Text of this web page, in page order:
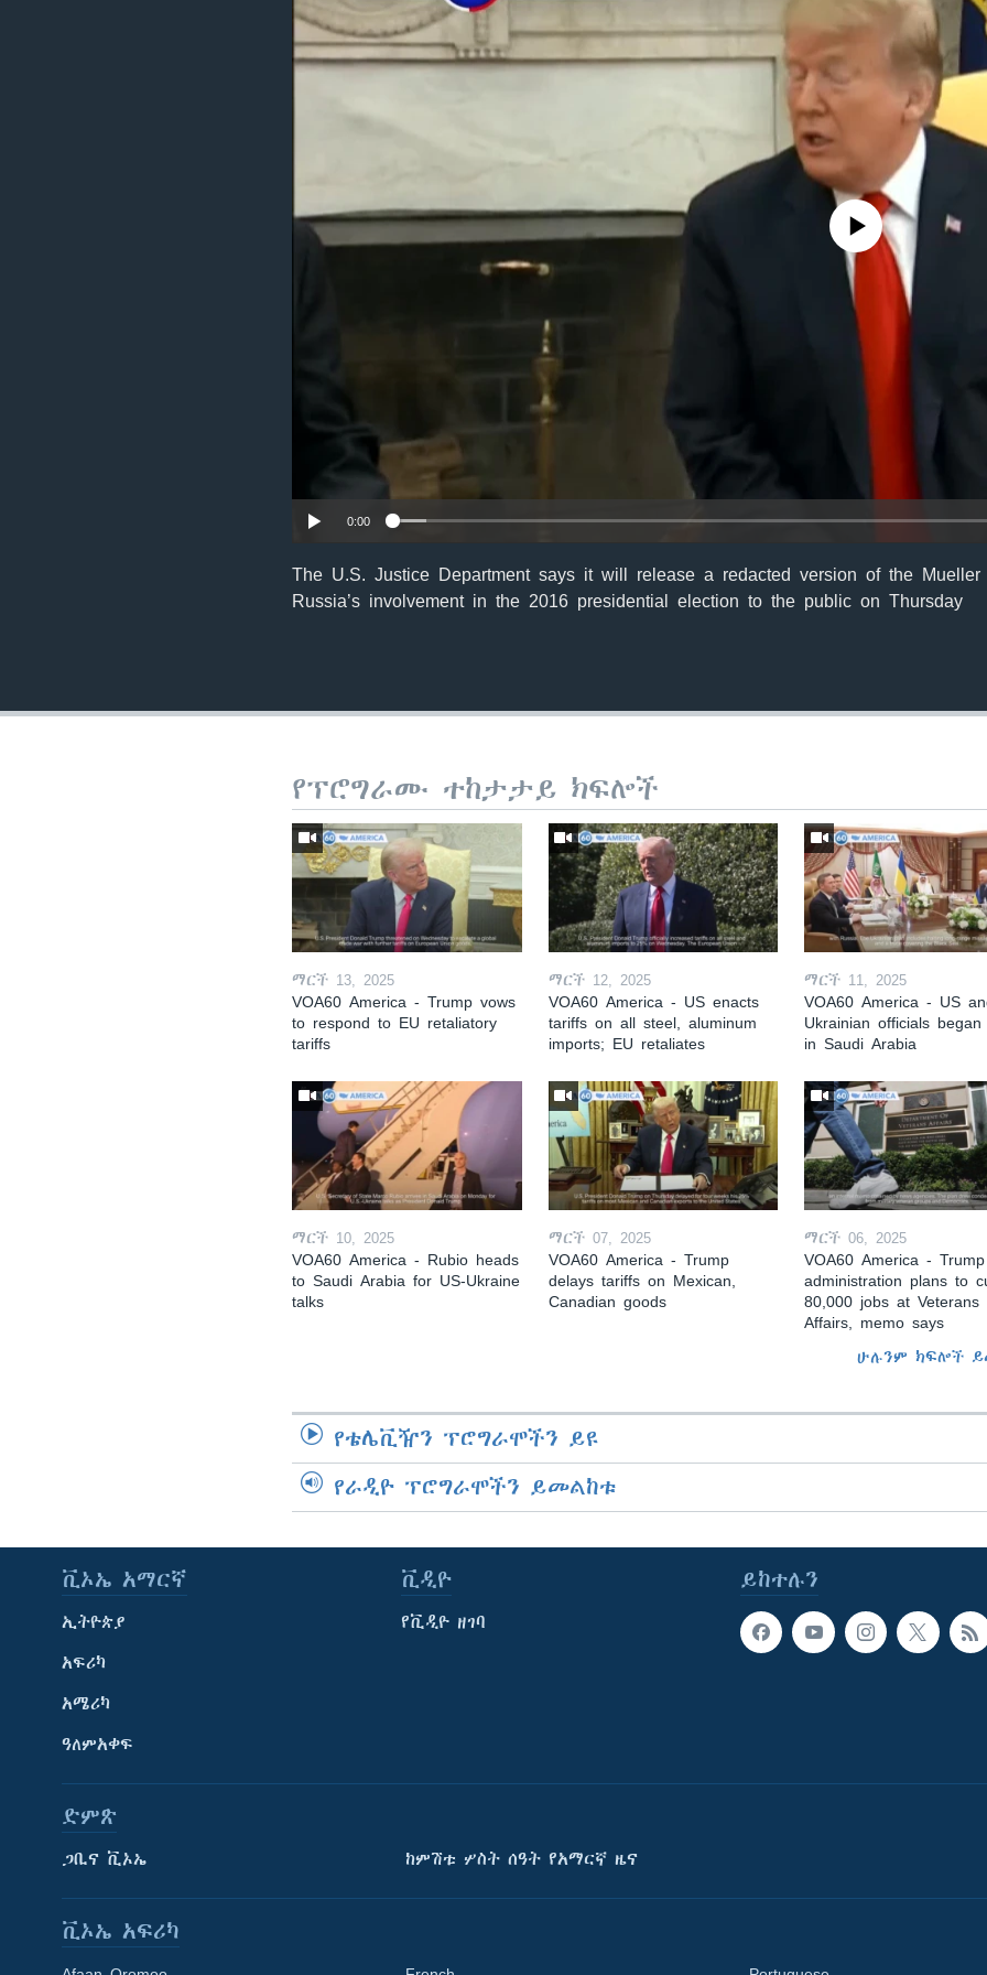
No media source currently
0:00
The U.S. Justice Department says it will release a redacted version of the Mueller
Russia’s involvement in the 2016 presidential election to the public on Thursday
የፕሮግራሙ ተከታታይ ክፍሎች
ማርች 13, 2025
VOA60 America - Trump vows
to respond to EU retaliatory
tariffs
ማርች 12, 2025
VOA60 America - US enacts
tariffs on all steel, aluminum
imports; EU retaliates
ማርች 11, 2025
VOA60 America - US
Ukrainian officials began
in Saudi Arabia
ማርች 10, 2025
VOA60 America - Rubio heads
to Saudi Arabia for US-Ukraine
talks
ማርች 07, 2025
VOA60 America - Trump
delays tariffs on Mexican,
Canadian goods
ማርች 06, 2025
VOA60 America - Trump
administration plans to
80,000 jobs at Veterans
Affairs, memo says
ሁሉንም ክፍሎች
የቴሌቪዥን ፕሮግራሞችን ይዩ
የራዲዮ ፕሮግራሞችን ይመልከቱ
ይከተሉን
ቪኦኤ አማርኛ
ኢትዮጵያ
አፍሪካ
አሜሪካ
ዓለምአቀፍ
ቪዲዮ
የቪዲዮ ዘገባ
ድምጽ
ጋቢና ቪኦኤ ከምሽቱ ሦስት ሰዓት የአማርኛ ዜና
ቪኦኤ አፍሪካ